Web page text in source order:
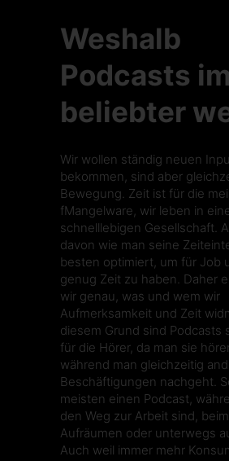
Weshalb
Podcasts
beliebter
Wir wollen ständig neuen
bekommen, sind aber
Bewegung. Zeit ist für die
fMangelware, wir leben in
schnelllebigen Gesellschaft.
davon wie man seine
besten optimiert, um für Job
genug Zeit zu haben. Daher
wir genau, was und wem wir
Aufmerksamkeit und Zeit
diesem Grund sind Podcasts
für die Hörer, da man sie
während man gleichzeitig
Beschäftigungen nachgeht.
meisten einen Podcast,
den Weg zur Arbeit sind,
Aufräumen oder unterwegs
Auch weil immer mehr